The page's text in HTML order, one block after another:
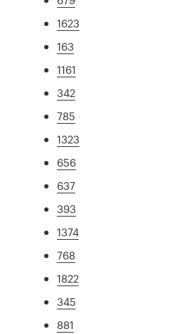
1623
163
1161
342
785
1323
656
637
393
1374
768
1822
345
881